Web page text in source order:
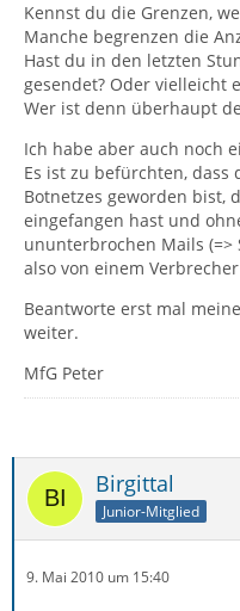
Kennst du die Grenzen,
Manche begrenzen die
Hast du in den letzten
gesendet? Oder vielleicht
Wer ist denn überhaupt
Ich habe aber auch noch
Es ist zu befürchten,
Botnetzes geworden bist,
eingefangen hast und
ununterbrochen Mails (=>
also von einem
Beantworte erst mal
weiter.
MfG Peter
Birgittal
Junior-Mitglied
9. Mai 2010 um 15:40